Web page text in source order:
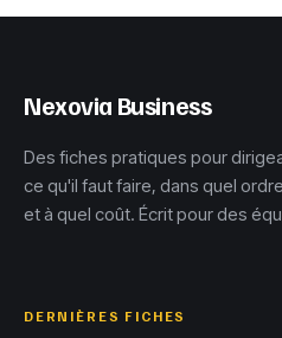
Nexovia Business
Des fiches pratiques pour
ce qu'il faut faire, dans quel
et à quel coût. Écrit pour des
DERNIÈRES FICHES